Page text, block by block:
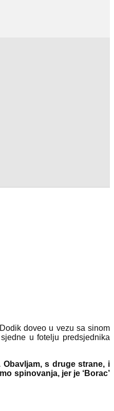
doveo u vezu sa sinom
u fotelju predsjednika
s druge strane, i
spinovanja, jer je ‘Borac’